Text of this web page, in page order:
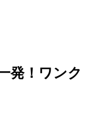
発！ワンク